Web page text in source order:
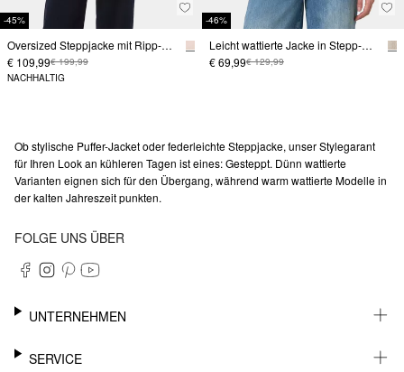
-45%
Oversized Steppjacke mit Ripp-Details
€ 109,99€ 199,99
NACHHALTIG
-46%
Leicht wattierte Jacke in Stepp-Optik mit elastischen Säumen
€ 69,99€ 129,99
Ob stylische Puffer-Jacket oder federleichte Steppjacke, unser Stylegarant
für Ihren Look an kühleren Tagen ist eines: Gesteppt. Dünn wattierte
Varianten eignen sich für den Übergang, während warm wattierte Modelle in
der kalten Jahreszeit punkten.
FOLGE UNS ÜBER
UNTERNEHMEN
KARRIERE
SERVICE